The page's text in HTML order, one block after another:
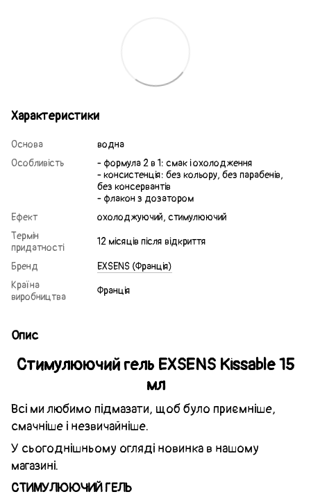
Характеристики
Основа
водна
Особливість
- формула 2 в 1: смак і охолодження
- консистенція: без кольору, без парабенів,
без консервантів
- флакон з дозатором
Ефект
охолоджуючий, стимулюючий
Термін
придатності
12 місяців після відкриття
Бренд
EXSENS (Франція)
Країна
виробництва
Франція
Опис
Стимулюючий гель EXSENS Kissable 15
мл
Всі ми любимо підмазати, щоб було приємніше,
смачніше і незвичайніше.
У сьогоднішньому огляді новинка в нашому
магазині.
СТИМУЛЮЮЧИЙ ГЕЛЬ